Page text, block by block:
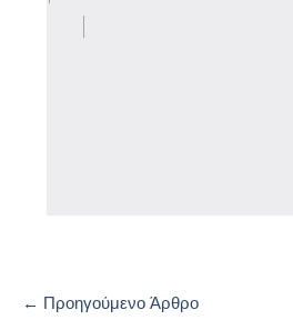
← Προηγούμενο Άρθρο